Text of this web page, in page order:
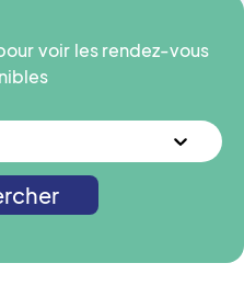
voir les rendez-vous